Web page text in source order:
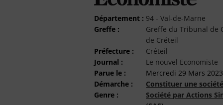
Département : 94 - Val-de-Marne
Greffe :
Greffe du Tribunal de
de Créteil
Préfecture :
Créteil
Journal :
Le nouvel Economiste
Parue le :
Mercredi 29 Mars 2023
Démarche :
Constituer une société
Genre :
Société par Actions